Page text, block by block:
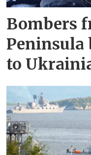
Bombers
Peninsula
to